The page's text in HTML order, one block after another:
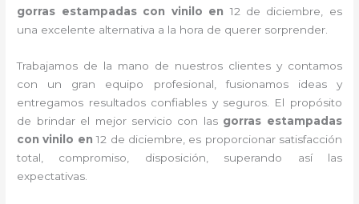
gorras estampadas con vinilo en12 de diciembre, es
una excelente alternativa a la hora de querer sorprender.
Trabajamos de la mano de nuestros clientes y contamos
con un gran equipo profesional, fusionamos ideas y
entregamos resultados confiables y seguros. El propósito
de brindar el mejor servicio con las gorras estampadas
con vinilo en12 de diciembre, es proporcionar satisfacción
total, compromiso, disposición, superando así las
expectativas.